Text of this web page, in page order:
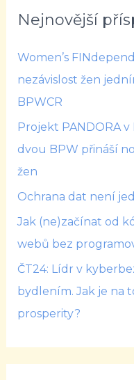
Nejnovější
Women’s
nezávislost žen
BPWCR
Projekt PANDORA
dvou BPW přináší
žen
Ochrana dat není
Jak (ne)začínat od
webů bez
ČT24: Lídr v
bydlením. Jak je na
prosperity?